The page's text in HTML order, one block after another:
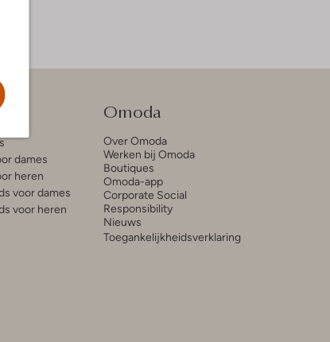
dames
heren
voor dames
voor heren
Omoda
Over Omoda
Werken bij Omoda
Boutiques
Omoda-app
Corporate Social
Responsibility
Nieuws
Toegankelijkheidsverklaring